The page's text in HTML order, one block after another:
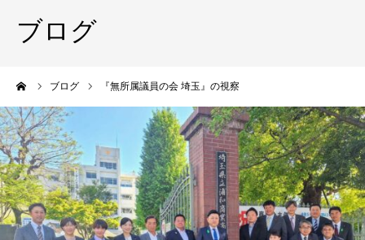
ブログ
ブログ 『無所属議員の会 埼玉』の視察